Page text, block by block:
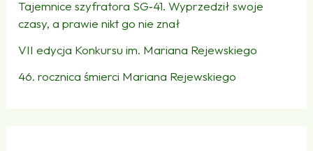
Tajemnice szyfratora SG‑41. Wyprzedził swoje
czasy, a prawie nikt go nie znał
VII edycja Konkursu im. Mariana Rejewskiego
46. rocznica śmierci Mariana Rejewskiego